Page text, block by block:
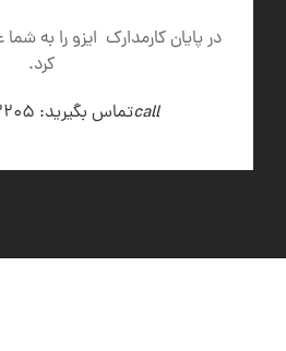
در پایان کارمدارک ایزو را به
کرد.
callتماس بگیرید: 09902702205